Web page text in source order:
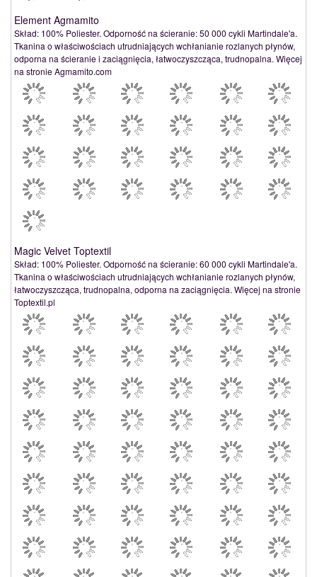
Element Agmamito
Skład: 100% Poliester. Odporność na ścieranie: 50 000 cykli Martindale'a.
Tkanina o właściwościach utrudniających wchłanianie rozlanych płynów,
odporna na ścieranie i zaciągnięcia, łatwoczyszcząca, trudnopalna. Więcej
na stronie Agmamito.com
Magic Velvet Toptextil
Skład: 100% Poliester. Odporność na ścieranie: 60 000 cykli Martindale'a.
Tkanina o właściwościach utrudniających wchłanianie rozlanych płynów,
łatwoczyszcząca, trudnopalna, odporna na zaciągnięcia. Więcej na stronie
Toptextil.pl